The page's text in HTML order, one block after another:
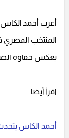
أعرب أحمد الكاس
المنتخب المصري
يعكس حفاوة
اقرأ أيضا
أحمد الكاس